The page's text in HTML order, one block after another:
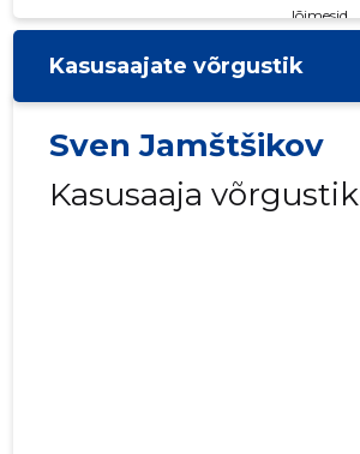
lõimesid
Kasusaajate võrgustik
Sven Jamštšikov
Kasusaaja võrgustik